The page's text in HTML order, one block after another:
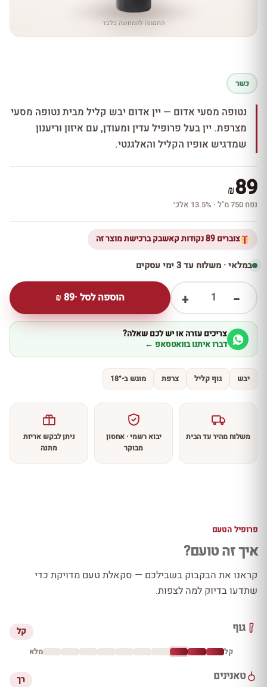
התמונה להמחשה בלבד
כשר
נטופה מסעי אדום — יין אדום יבש קליל מבית נטופה מסעי
מצרפת. יין בעל פרופיל עדין ומעודן, עם איזון וריענון
שמדגיש אופיו הקליל והאלגנטי.
₪89
נפח 750 מ''ל · 13.5% אלכ׳
צוברים 89 נקודות קאשבק ברכישת מוצר זה
במלאי · משלוח עד 3 ימי עסקים
−
1
+ הוספה לסל ·89
₪
צריכים עזרה או יש לכם שאלה?
דברו איתנו בוואטסאפ ←
יבש גוף קליל צרפת מוגש ב-18°
משלוח מהיר עד הבית
יבוא רשמי · אחסון
מבוקר
ניתן לבקש אריזת
מתנה
פרופיל הטעם
איך זה טועם?
קראנו את הבקבוק בשבילכם — סקאלת טעם מדויקת כדי
שתדעו בדיוק למה לצפות.
גוף קל
קל מלא
טאנינים רך